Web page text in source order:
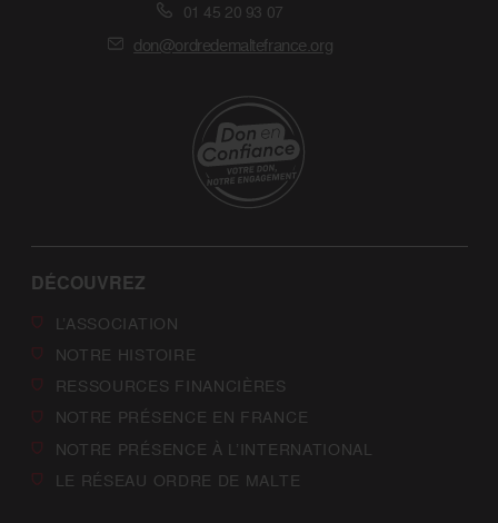
01 45 20 93 07
don@ordredemaltefrance.org
DÉCOUVREZ
L’ASSOCIATION
NOTRE HISTOIRE
RESSOURCES FINANCIÈRES
NOTRE PRÉSENCE EN FRANCE
NOTRE PRÉSENCE À L’INTERNATIONAL
LE RÉSEAU ORDRE DE MALTE